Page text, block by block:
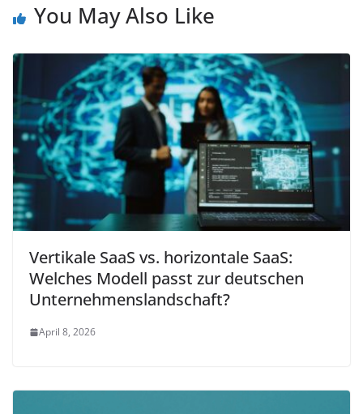
You May Also Like
Vertikale SaaS vs. horizontale SaaS:
Welches Modell passt zur deutschen
Unternehmenslandschaft?
April 8, 2026